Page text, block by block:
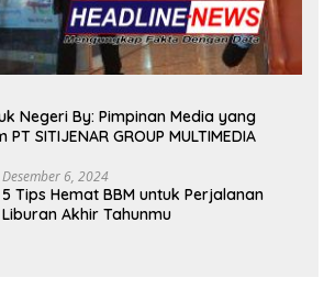
Negeri By: Pimpinan Media yang
SITIJENAR GROUP MULTIMEDIA
Desember 6, 2024
5 Tips Hemat BBM untuk Perjalanan
Liburan Akhir Tahunmu